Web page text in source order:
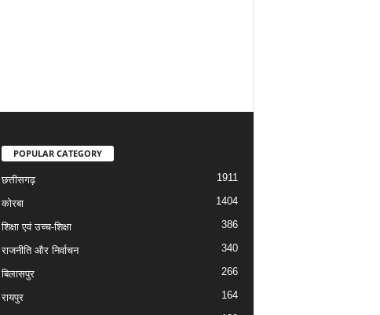
POPULAR CATEGORY
छत्तीसगढ़ 1911
कोरबा 1404
शिक्षा एवं उच्च-शिक्षा 386
राजनीति और निर्वाचन 340
बिलासपुर 266
रायपुर 164